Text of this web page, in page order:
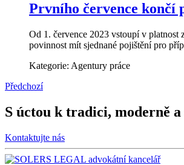
Prvního července končí
Od 1. července 2023 vstoupí v platnost
povinnost mít sjednané pojištění pro
Kategorie: Agentury práce
Předchozí
S úctou k tradici, moderně
Kontaktujte nás